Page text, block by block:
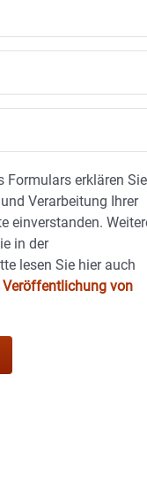
Formulars erklären Sie
Verarbeitung Ihrer
einverstanden.
in der
lesen Sie hier auch
von